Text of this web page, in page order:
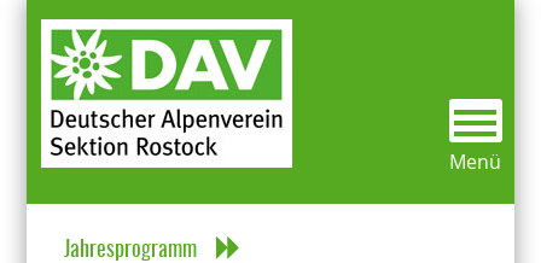
Menü
Jahresprogramm
Über uns
Vereinsgeschichte
Aktivitäten
Mitgliederinfos
Mitgliedsdaten ändern
Ausleihausrüstung / Bibliothek
Sektionsmitteilung
Kletterbunker
Alles Wichtige was du wissen musst
Preise/Öffnungszeiten
Kurse